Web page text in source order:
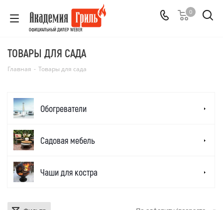
ОФИЦИАЛЬНЫЙ ДИЛЕР WEBER
0
ТОВАРЫ ДЛЯ САДА
Главная - Товары для сада
Обогреватели
Садовая мебель
Чаши для костра